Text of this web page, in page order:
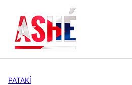
contenido
PATAKÍ